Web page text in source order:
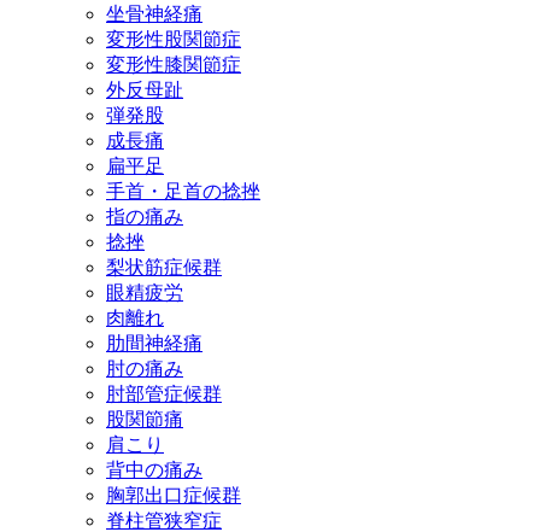
坐骨神経痛
変形性股関節症
変形性膝関節症
外反母趾
弾発股
成長痛
扁平足
手首・足首の捻挫
指の痛み
捻挫
梨状筋症候群
眼精疲労
肉離れ
肋間神経痛
肘の痛み
肘部管症候群
股関節痛
肩こり
背中の痛み
胸郭出口症候群
脊柱管狭窄症